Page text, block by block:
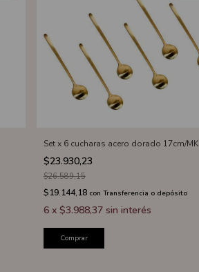
Set x 6 cucharas acero dorado 17cm/MK
$23.930,23
$26.589,15
$19.144,18 con Transferencia o depósito
6 x $3.988,37 sin interés
Comprar